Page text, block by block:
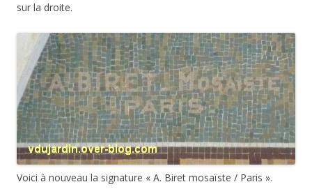
sur la droite.
Voici à nouveau la signature « A. Biret mosaïste / Paris ».